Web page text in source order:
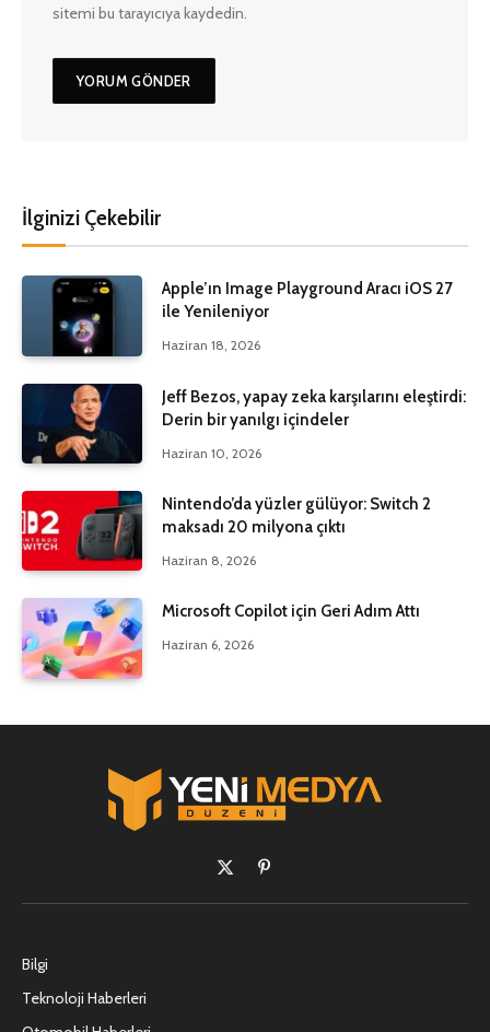
sitemi bu tarayıcıya kaydedin.
İlginizi Çekebilir
Apple’ın Image Playground Aracı iOS 27
ile Yenileniyor
Haziran 18, 2026
Jeff Bezos, yapay zeka karşılarını eleştirdi:
Derin bir yanılgı içindeler
Haziran 10, 2026
Nintendo’da yüzler gülüyor: Switch 2
maksadı 20 milyona çıktı
Haziran 8, 2026
Microsoft Copilot için Geri Adım Attı
Haziran 6, 2026
X
(Twitter)
Pinterest'in
Bilgi
Teknoloji Haberleri